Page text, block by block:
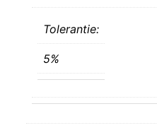
Tolerantie:
5%